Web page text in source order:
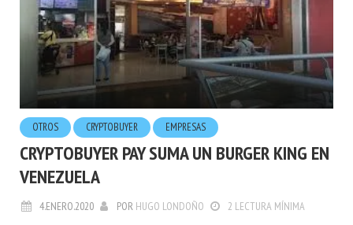
OTROS CRYPTOBUYER EMPRESAS
CRYPTOBUYER PAY SUMA UN BURGER KING EN
VENEZUELA
4.ENERO.2020 POR HUGO LONDOÑO 2 LECTURA MÍNIMA